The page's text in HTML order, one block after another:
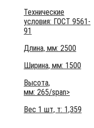
Технические
условия: ГОСТ 9561-
91
Длина, мм: 2500
Ширина, мм: 1500
Высота,
мм: 265/span>
Вес 1 шт, т: 1,359